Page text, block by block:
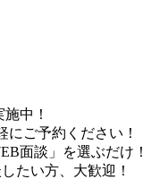
中！
ご予約ください！
面談」を選ぶだけ！
たい方、大歓迎！